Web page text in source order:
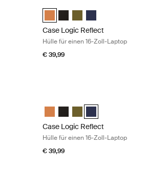
Sleeve Zephyr Pink/Meerjungfrau (selected)
Case Logic Reflect 16" Laptop Sleeve
Case Logic Reflect 16" Laptop
Case Logic Reflect 16"
Case Logic Reflect 16"
Case Logic Reflect
Hülle für einen 16-Zoll-Laptop
€ 39,99
Luscious Orange
Schwarz
Sleeve Capulet Olive/Green Olive (selected)
Sleeve Dark Blue
Case Logic Reflect 16" Laptop Sleeve
Case Logic Reflect 16" Laptop
Case Logic Reflect 16"
Case Logic Reflect 16"
Case Logic Reflect
Hülle für einen 16-Zoll-Laptop
€ 39,99